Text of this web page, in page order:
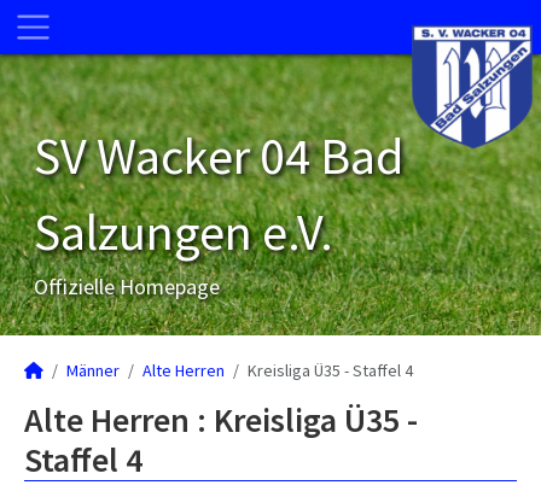
SV Wacker 04 Bad
Salzungen e.V.
Offizielle Homepage
Männer Alte Herren Kreisliga Ü35 - Staffel 4
Alte Herren : Kreisliga Ü35 -
Staffel 4